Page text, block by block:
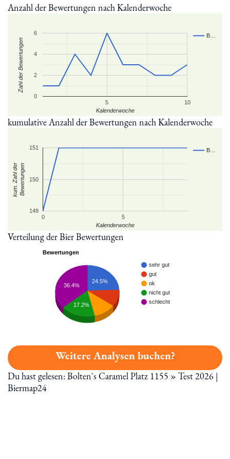
Anzahl der Bewertungen nach Kalenderwoche
B…
5 10
0
2
4
6
Kalenderwoche
Zahl der Bewertungen
kumulative Anzahl der Bewertungen nach Kalenderwoche
B…
0 5
149
150
151
Kalenderwoche
kum. Zahl derBewertungen
Verteilung der Bier Bewertungen
Bewertungen
sehr gut
gut
ok
nicht gut
schlecht
24.5%
36.4%
17.2%
Weitere Analysen buchen?
Du hast gelesen: Bolten`s Caramel Platz 1155 » Test 2026 |
Biermap24